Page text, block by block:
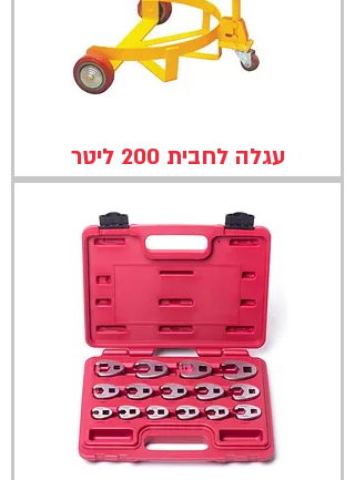
עגלה לחבית 200 ליטר